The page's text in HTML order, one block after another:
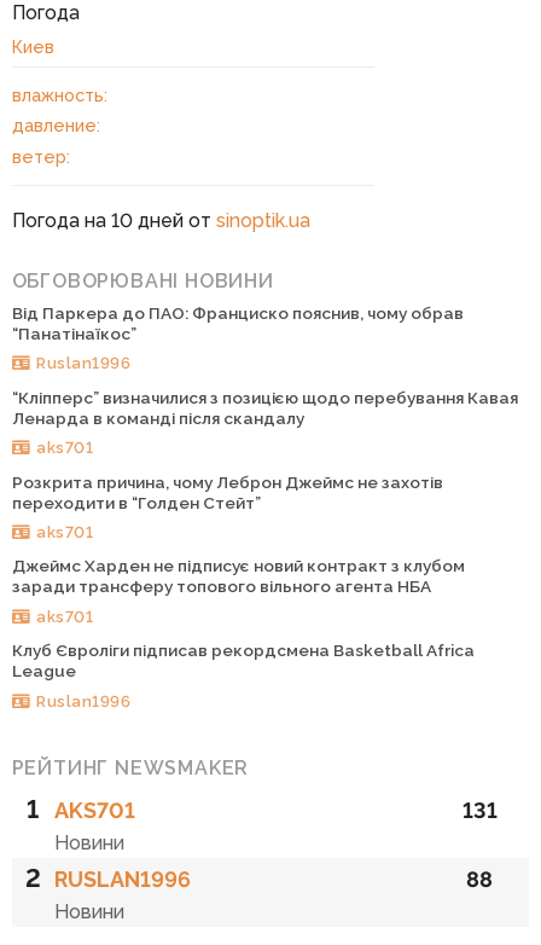
Погода
Киев
влажность:
давление:
ветер:
Погода на 10 дней от sinoptik.ua
ОБГОВОРЮВАНІ НОВИНИ
Від Паркера до ПАО: Франциско пояснив, чому обрав
“Панатінаїкос”
Ruslan1996
“Кліпперс” визначилися з позицією щодо перебування Кавая
Ленарда в команді після скандалу
aks701
Розкрита причина, чому Леброн Джеймс не захотів
переходити в “Голден Стейт”
aks701
Джеймс Харден не підписує новий контракт з клубом
заради трансферу топового вільного агента НБА
aks701
Клуб Євроліги підписав рекордсмена Basketball Africa
League
Ruslan1996
РЕЙТИНГ NEWSMAKER
1 AKS701
Новини
131
2 RUSLAN1996
Новини
88